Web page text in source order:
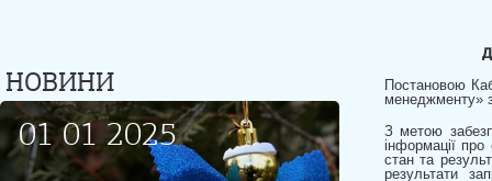
НОВИНИ
01 01 2025
Постановою
менеджменту»
З метою
інформації
стан та
результати